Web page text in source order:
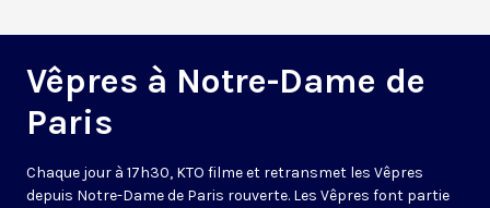
Vêpres à Notre-Dame de
Paris
Chaque jour à 17h30, KTO filme et retransmet les Vêpres
depuis Notre-Dame de Paris rouverte. Les Vêpres font partie